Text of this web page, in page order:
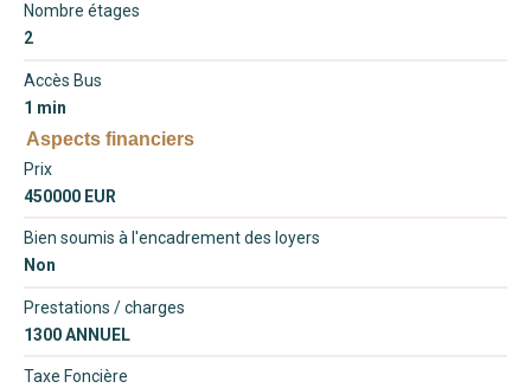
Nombre étages
2
Accès Bus
1 min
Aspects financiers
Prix
450000 EUR
Bien soumis à l'encadrement des loyers
Non
Prestations / charges
1300 ANNUEL
Taxe Foncière